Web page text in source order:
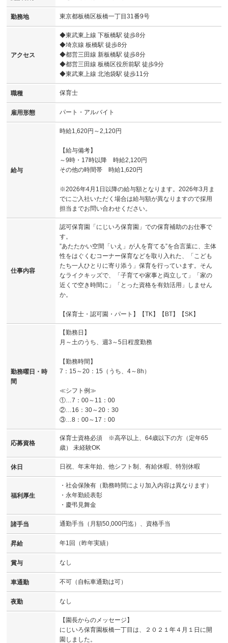
勤務地 東京都板橋区板橋一丁目31番9号
アクセス
◆東武東上線 下板橋駅 徒歩8分
◆埼京線 板橋駅 徒歩8分
◆都営三田線 新板橋駅 徒歩8分
◆都営三田線 板橋区役所前駅 徒歩9分
◆東武東上線 北池袋駅 徒歩11分
職種 保育士
雇用形態 パート・アルバイト
給与
時給1,620円～2,120円
【給与備考】
～9時・17時以降 時給2,120円
その他の時間帯 時給1,620円
※2026年4月1日以降の給与額となります。2026年3月ま
でにご入社いただく場合は給与額が異なりますので採用
担当までお問い合わせください。
仕事内容
認可保育園「にじいろ保育園」での保育補助のお仕事で
す。
”あたたかい空間「いえ」が人を育てる”を合言葉に、主体
性をはぐくむコーナー保育などを取り入れた、「こども
たち一人ひとりに寄り添う」保育を行っています。そん
なライクキッズで、「子育てや家事と両立して」「家の
近くで空き時間に」「とった資格を有効活用」しません
か。
【保育士・認可園・パート】【TK】【BT】【SK】
勤務曜日・時
間
【勤務日】
月～土のうち、週3～5日程度勤務
【勤務時間】
7：15～20：15（うち、4～8h）
≪シフト例≫
①…7：00～11：00
②…16：30～20：30
③…8：00～17：00
応募資格
保育士資格必須 ※高卒以上、64歳以下の方（定年65
歳） 未経験OK
休日 日祝、年末年始、他シフト制、有給休暇、特別休暇
福利厚生
・社会保険有（勤務時間により加入内容は異なります）
・永年勤続表彰
・慶弔見舞金
諸手当 通勤手当（月額50,000円迄）、資格手当
昇給 年1回（昨年実績）
賞与 なし
車通勤 不可（自転車通勤は可）
夜勤 なし
【園長からのメッセージ】
にじいろ保育園板橋一丁目は、２０２１年４月１日に開
園しました。